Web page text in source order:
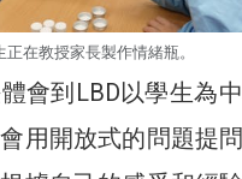
正在教授家長製作情緒瓶。
會到LBD以學生為
用開放式的問題提